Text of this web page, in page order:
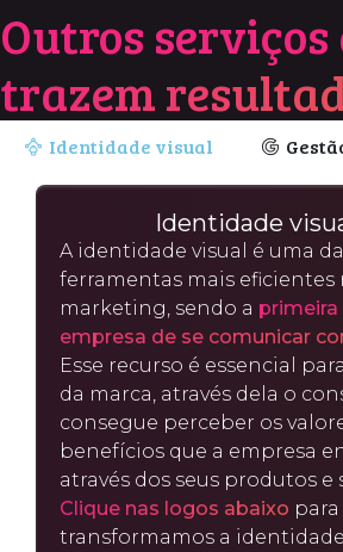
Outros serviços
trazem
Identidade visual
Identidade
A identidade visual é uma
ferramentas mais eficientes
marketing, sendo a
empresa de se comunicar
Esse recurso é essencial
da marca, através dela o
consegue perceber os
benefícios que a empresa
através dos seus produtos e
Clique nas logos abaixo
transformamos a